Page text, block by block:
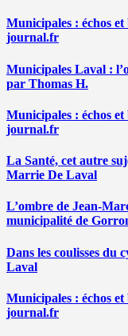
Municipales : échos
journal.fr
Municipales Laval :
par Thomas H.
Municipales : échos
journal.fr
La Santé, cet autre
Marrie De Laval
L’ombre de Jean-
municipalité de
Dans les coulisses du
Laval
Municipales : échos
journal.fr